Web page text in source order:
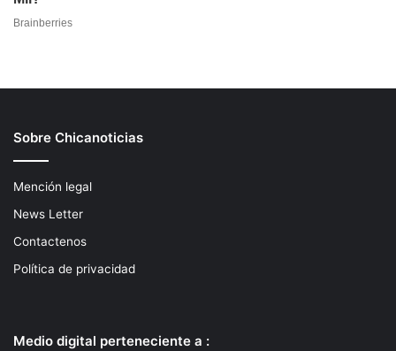
Sobre Chicanoticias
Mención legal
News Letter
Contactenos
Política de privacidad
Medio digital perteneciente a :